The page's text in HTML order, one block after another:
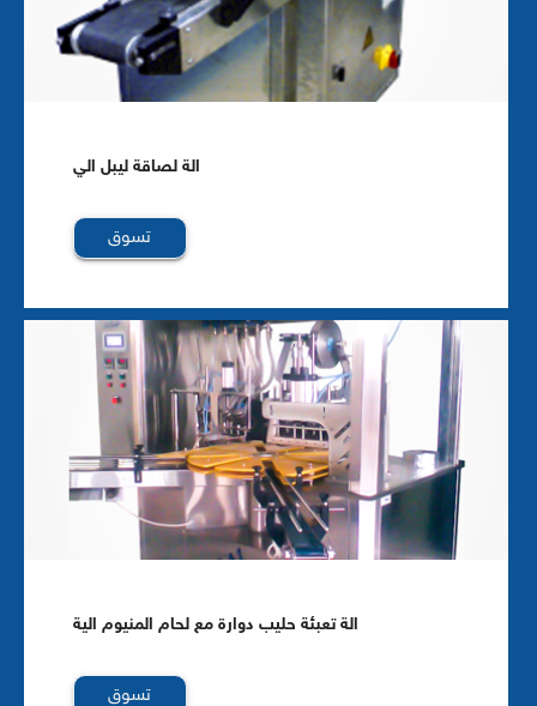
الة لصاقة ليبل الي
تسوق
الة تعبئة حليب دوارة مع لحام المنيوم الية
تسوق